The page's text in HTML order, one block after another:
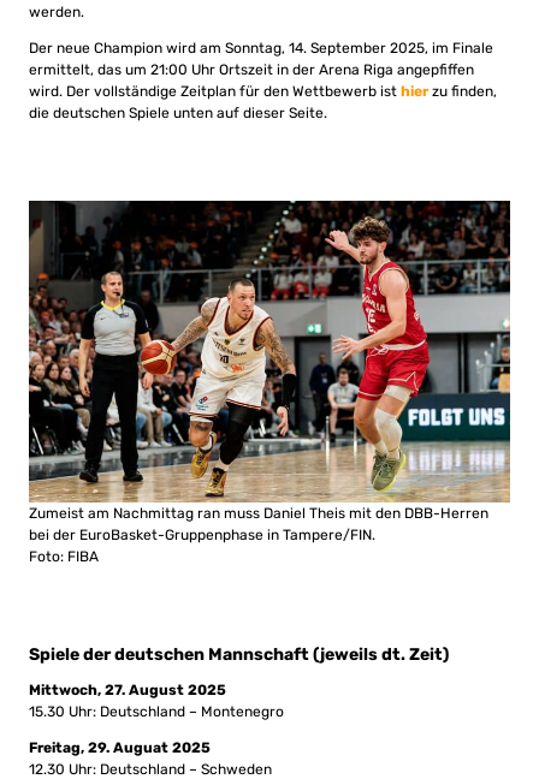
werden.
Der neue Champion wird am Sonntag, 14. September 2025, im Finale
ermittelt, das um 21:00 Uhr Ortszeit in der Arena Riga angepfiffen
wird. Der vollständige Zeitplan für den Wettbewerb ist hierzu finden,
die deutschen Spiele unten auf dieser Seite.
Zumeist am Nachmittag ran muss Daniel Theis mit den DBB-Herren
bei der EuroBasket-Gruppenphase in Tampere/FIN.
Foto: FIBA
Spiele der deutschen Mannschaft (jeweils dt. Zeit)
Mittwoch, 27. August 2025
15.30 Uhr: Deutschland – Montenegro
Freitag, 29. Auguat 2025
12.30 Uhr: Deutschland – Schweden